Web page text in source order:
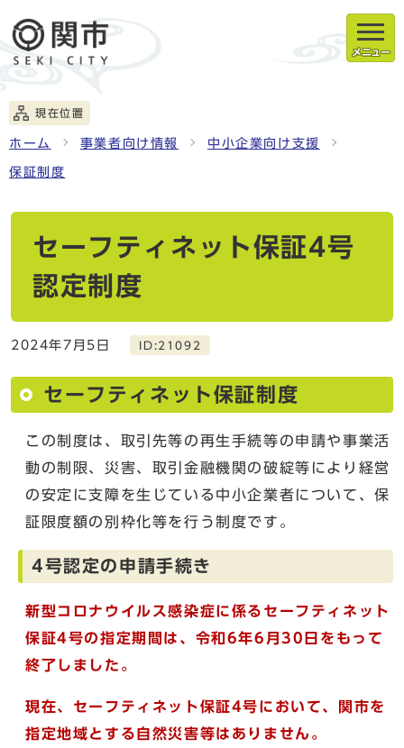
メニュー
現在位置
ホーム 事業者向け情報 中小企業向け支援
保証制度
セーフティネット保証4号
認定制度
2024年7月5日 ID:21092
セーフティネット保証制度
この制度は、取引先等の再生手続等の申請や事業活
動の制限、災害、取引金融機関の破綻等により経営
の安定に支障を生じている中小企業者について、保
証限度額の別枠化等を行う制度です。
4号認定の申請手続き
新型コロナウイルス感染症に係るセーフティネット
保証4号の指定期間は、令和6年6月30日をもって
終了しました。
現在、セーフティネット保証4号において、関市を
指定地域とする自然災害等はありません。